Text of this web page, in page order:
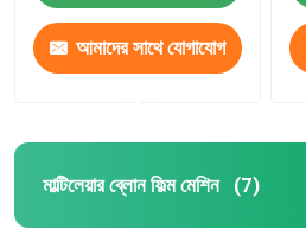
আমাদের সাথে যোগাযোগ
মাল্টিলেয়ার ব্লোন ফিল্ম মেশিন (7)